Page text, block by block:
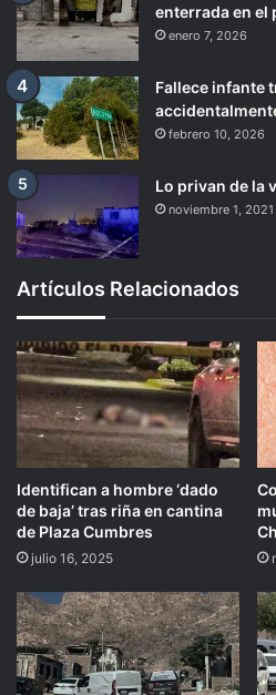
enterrada en el
enero 7, 2026
Fallece infante
febrero 10, 2026
Lo privan de la
noviembre 1, 2021
Artículos Relacionados
Identifican a hombre ‘dado
de baja’ tras riña en cantina
de Plaza Cumbres
julio 16, 2025